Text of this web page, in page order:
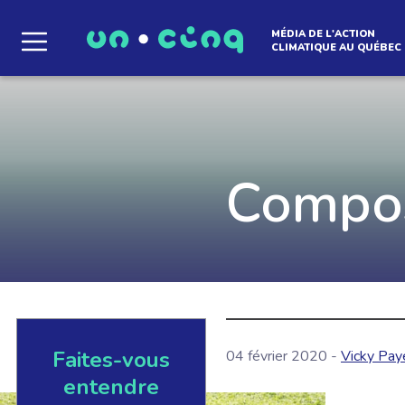
Le média qui
Que des solutions concrètes et inspirantes.
EN SAVOIR +
MÉDIA DE L'ACTION
CLIMATIQUE AU QUÉBEC
Faites-vous
entendre
04 février 2020 - Vicky